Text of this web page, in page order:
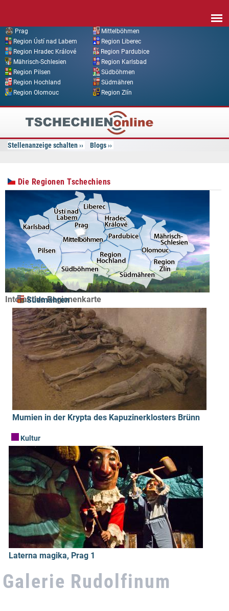
Prag
Mittelböhmen
Region Ústí nad Labem
Region Liberec
Region Hradec Králové
Region Pardubice
Mährisch-Schlesien
Region Karlsbad
Region Pilsen
Südböhmen
Region Hochland
Südmähren
Region Olomouc
Region Zlín
Tschechien
Online
Stellenanzeige schalten Blogs
Die Regionen Tschechiens
Interaktive Regionenkarte
Südmähren
Mumien in der Krypta des Kapuzinerklosters Brünn
Kultur
Laterna magika, Prag 1
Galerie Rudolfinum